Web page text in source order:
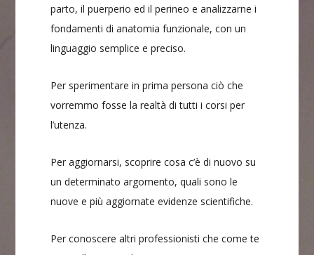
parto, il puerperio ed il perineo e analizzarne i
fondamenti di anatomia funzionale, con un
linguaggio semplice e preciso.
Per sperimentare in prima persona ciò che
vorremmo fosse la realtà di tutti i corsi per
l’utenza.
Per aggiornarsi, scoprire cosa c’è di nuovo su
un determinato argomento, quali sono le
nuove e più aggiornate evidenze scientifiche.
Per conoscere altri professionisti che come te